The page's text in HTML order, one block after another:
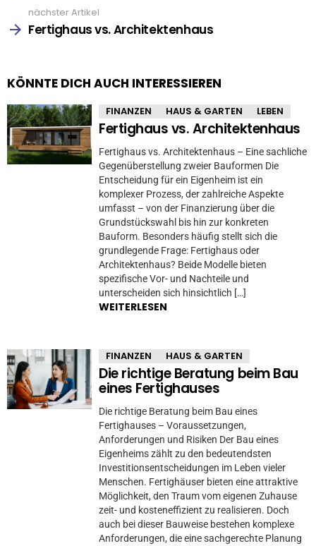
nächster Artikel
Fertighaus vs. Architektenhaus
KÖNNTE DICH AUCH INTERESSIEREN
FINANZEN HAUS & GARTEN LEBEN
Fertighaus vs. Architektenhaus
Fertighaus vs. Architektenhaus – Eine sachliche
Gegenüberstellung zweier Bauformen Die
Entscheidung für ein Eigenheim ist ein
komplexer Prozess, der zahlreiche Aspekte
umfasst – von der Finanzierung über die
Grundstückswahl bis hin zur konkreten
Bauform. Besonders häufig stellt sich die
grundlegende Frage: Fertighaus oder
Architektenhaus? Beide Modelle bieten
spezifische Vor- und Nachteile und
unterscheiden sich hinsichtlich […]
WEITERLESEN
FINANZEN HAUS & GARTEN
Die richtige Beratung beim Bau
eines Fertighauses
Die richtige Beratung beim Bau eines
Fertighauses – Voraussetzungen,
Anforderungen und Risiken Der Bau eines
Eigenheims zählt zu den bedeutendsten
Investitionsentscheidungen im Leben vieler
Menschen. Fertighäuser bieten eine attraktive
Möglichkeit, den Traum vom eigenen Zuhause
zeit- und kosteneffizient zu realisieren. Doch
auch bei dieser Bauweise bestehen komplexe
Anforderungen, die eine sachgerechte Planung